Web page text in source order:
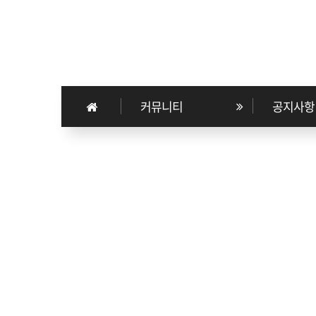
커뮤니티 공지사항